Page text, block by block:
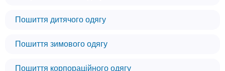
Пошиття дитячого одягу
Пошиття зимового одягу
Пошиття корпораційного одягу